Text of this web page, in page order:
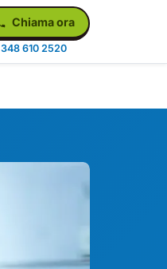
Chiama ora
348 610 2520